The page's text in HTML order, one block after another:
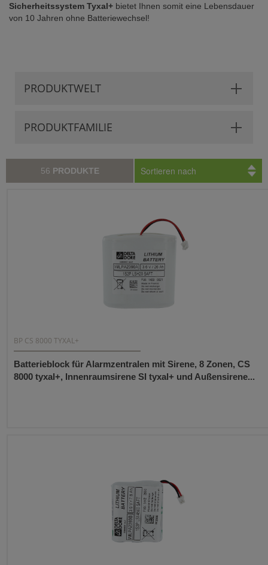
Sicherheitssystem Tyxal+ bietet Ihnen somit eine Lebensdauer
von 10 Jahren ohne Batteriewechsel!
PRODUKTWELT
PRODUKTFAMILIE
56 PRODUKTE Sortieren nach
BP CS 8000 TYXAL+
Batterieblock für Alarmzentralen mit Sirene, 8 Zonen, CS
8000 tyxal+, Innenraumsirene SI tyxal+ und Außensirene...